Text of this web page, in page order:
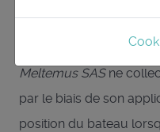
Meltemus SASne
par le biais de son
position du bateau